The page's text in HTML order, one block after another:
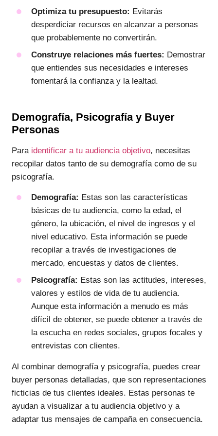
Optimiza tu presupuesto: Evitarás
desperdiciar recursos en alcanzar a personas
que probablemente no convertirán.
Construye relaciones más fuertes: Demostrar
que entiendes sus necesidades e intereses
fomentará la confianza y la lealtad.
Demografía, Psicografía y Buyer
Personas
Para identificar a tu audiencia objetivo, necesitas
recopilar datos tanto de su demografía como de su
psicografía.
Demografía: Estas son las características
básicas de tu audiencia, como la edad, el
género, la ubicación, el nivel de ingresos y el
nivel educativo. Esta información se puede
recopilar a través de investigaciones de
mercado, encuestas y datos de clientes.
Psicografía: Estas son las actitudes, intereses,
valores y estilos de vida de tu audiencia.
Aunque esta información a menudo es más
difícil de obtener, se puede obtener a través de
la escucha en redes sociales, grupos focales y
entrevistas con clientes.
Al combinar demografía y psicografía, puedes crear
buyer personas detalladas, que son representaciones
ficticias de tus clientes ideales. Estas personas te
ayudan a visualizar a tu audiencia objetivo y a
adaptar tus mensajes de campaña en consecuencia.